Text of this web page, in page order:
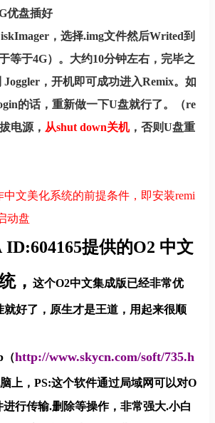
优盘插好
，选择.img文件然后Writed到
等于4G）。大约10分钟左右，完毕之
Joggler，开机即可成功进入Remix。如
的话，重新做一下U盘就行了。（re
电源， 从shut down关机，否则U盘重
中文美化系统的前提条件，即安装remi
动盘
提供的O2 中文
， 这个O2中文集成版已经非常优
就好了，原生才是王道，用起来很顺
（http://www.skycn.com/soft/735.h
上，PS:这个软件通过局域网可以对O
进行传输.删除等操作，非常强大.小白